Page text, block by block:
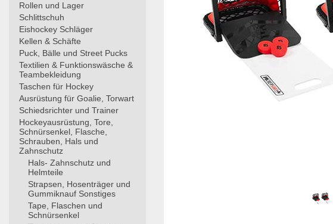
Rollen und Lager
Schlittschuh
Eishockey Schläger
Kellen & Schäfte
Puck, Bälle und Street Pucks
Textilien & Funktionswäsche &
Teambekleidung
Taschen für Hockey
Ausrüstung für Goalie, Torwart
Schiedsrichter und Trainer
Hockeyausrüstung, Tore,
Schnürsenkel, Flasche,
Schrauben, Hals und
Zahnschutz
Hals- Zahnschutz und
Helmteile
Strapsen, Hosenträger und
Gummiknauf Sonstiges
Tape, Flaschen und
Schnürsenkel